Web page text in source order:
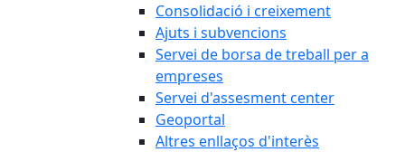
Consolidació i creixement
Ajuts i subvencions
Servei de borsa de treball per a
empreses
Servei d'assesment center
Geoportal
Altres enllaços d'interès